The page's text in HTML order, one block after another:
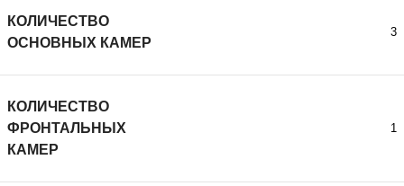
КОЛИЧЕСТВО
ОСНОВНЫХ КАМЕР
3
КОЛИЧЕСТВО
ФРОНТАЛЬНЫХ
КАМЕР
1